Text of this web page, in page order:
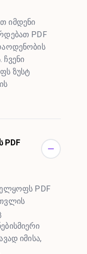
იმდენი
PDF
ზუსტ
PDF
PDF
იმისა,